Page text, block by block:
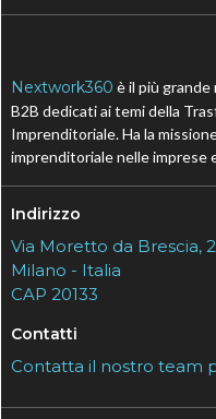
Nextwork360 è il più
B2B dedicati ai temi della
Imprenditoriale. Ha la
imprenditoriale nelle imprese
Indirizzo
Via Moretto da Brescia,
Milano - Italia
CAP 20133
Contatti
Contatta il nostro team